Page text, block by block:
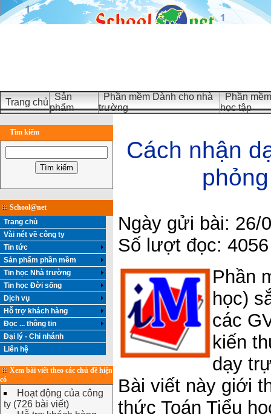
Trang chủ
Sản
phẩm
Phần mềm Dành cho nhà
trường
Phần
học tập
Tìm kiếm
School@net
Trang chủ
Vài nét về công ty
Tin tức
Sản phẩm phần mềm
Tin học Nhà trường
Tin học Đời sống
Dịch vụ
Hỗ trợ khách hàng
Đọc ... thông tin
Đại lý - Chi nhánh
Liên hệ
Xem bài viết theo các chủ đề hiện
có
Hoạt động của công
ty (726 bài viết)
Cách nhận
Ngày gửi bài: 26/
Số lượt đọc: 4056
Phần
học)
các
kiến
dạy
Bài viết này giới
thức Toán Tiểu